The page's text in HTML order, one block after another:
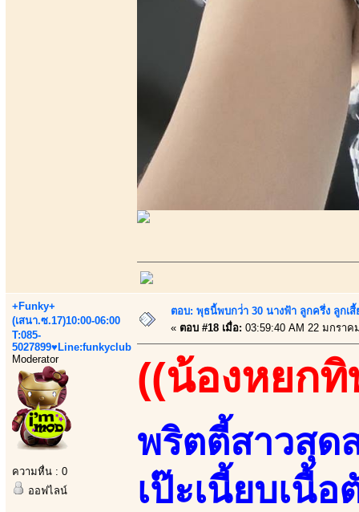
+Funky+
(เสนา.ซ.17)10:00-06:00
T:085-
5027899♥Line:funkyclub
Moderator
ความหื่น : 0
ออฟไลน์
ตอบ: พุธนี้พบกว่่า 30 นางฟ้า ลูกครึ่ง ลูกเ
« ตอบ #18 เมื่อ: 03:59:40 AM 22 มกราค
((น้องหยกทิ
พริตตี้สาวสุด
เป๊ะเนี้ยบเนื้